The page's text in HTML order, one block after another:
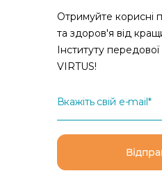
Отримуйте корисні
та здоров'я від
Інституту
VIRTUS!
Вкажіть свій e-mail*